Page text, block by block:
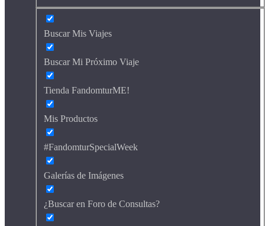
Buscar Mis Viajes
Buscar Mi Próximo Viaje
Tienda FandomturME!
Mis Productos
#FandomturSpecialWeek
Galerías de Imágenes
¿Buscar en Foro de Consultas?